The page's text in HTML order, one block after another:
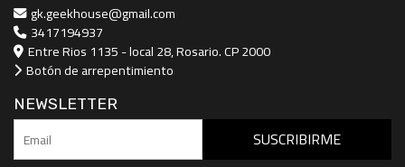
gk.geekhouse@gmail.com
3417194937
Entre Rios 1135 - local 28, Rosario. CP 2000
Botón de arrepentimiento
NEWSLETTER
SUSCRIBIRME